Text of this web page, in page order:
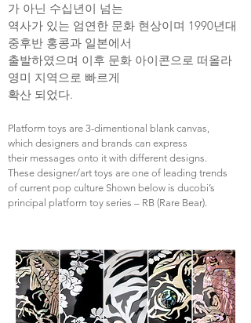
가 아닌 수십년이 넘는
역사가 있는 엄연한 문화 현상이며 1990년대
중후반 홍콩과 일본에서
출발하였으며 이후 문화 아이콘으로 떠올라
영미 지역으로 빠르게
확산 되었다.
Platform toys are 3-dimentional blank canvas,
which designers and brands can express
their messages onto it with different designs.
These designer/art toys are one of leading trends
of current pop culture Shown below is ducobi’s
principal platform toy series – RB (Rare Bear).